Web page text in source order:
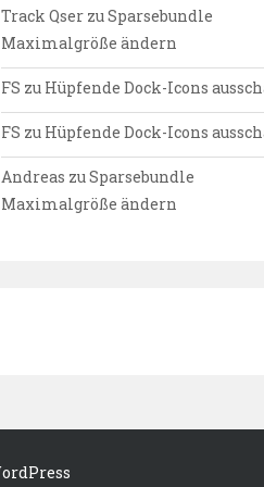
Track Qser zuSparsebundle
Maximalgröße ändern
FS zu Hüpfende Dock-Icons
FS zu Hüpfende Dock-Icons
Andreas zuSparsebundle
Maximalgröße ändern